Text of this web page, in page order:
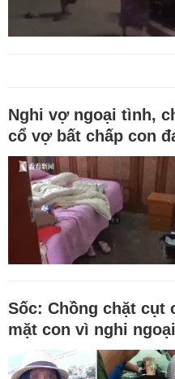
Nghi vợ ngoại tình,
cổ vợ bất chấp con
Sốc: Chồng chặt cụt
mặt con vì nghi